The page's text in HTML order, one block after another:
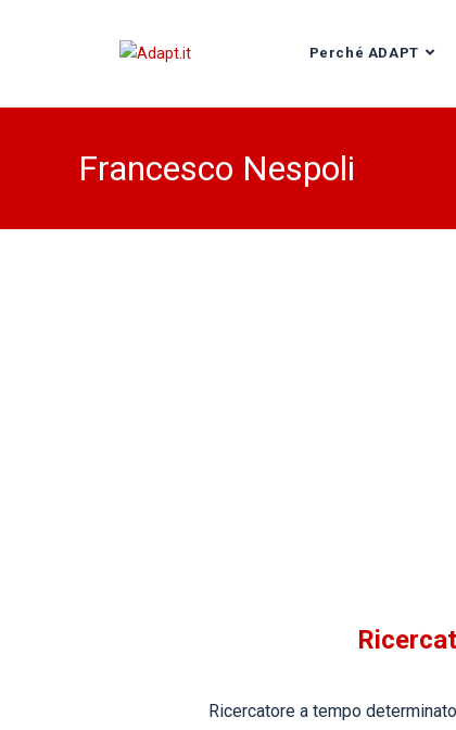
Perché ADAPT
Francesco Nespoli
Ricercatore a tempo